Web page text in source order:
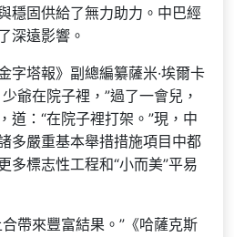
穩固供給了無力助力。中巴經
深遠影響。
字塔報》副總編纂薩米·埃爾卡
爺在院子裡，”過了一會兒，
道：“在院子裡打架。”現，中
多嚴重基本舉措措施項目中都
多標志性工程和“小而美”平易
帶來豐富結果。”《哈薩克斯